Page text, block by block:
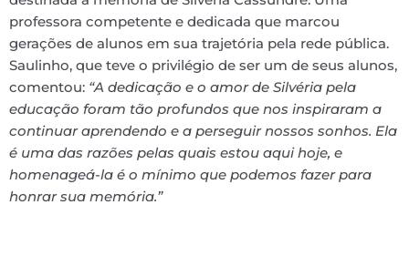
professora competente e dedicada que marcou
gerações de alunos em sua trajetória pela rede pública.
Saulinho, que teve o privilégio de ser um de seus alunos,
comentou: “A dedicação e o amor de Silvéria pela
educação foram tão profundos que nos inspiraram a
continuar aprendendo e a perseguir nossos sonhos. Ela
é uma das razões pelas quais estou aqui hoje, e
homenageá-la é o mínimo que podemos fazer para
honrar sua memória.”